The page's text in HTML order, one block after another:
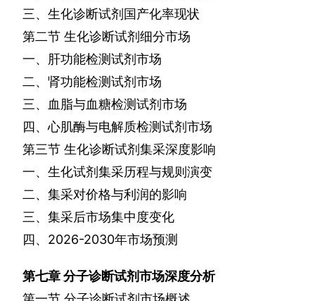
三、生化诊断试剂国产化率现状
第二节 生化诊断试剂细分市场
一、肝功能检测试剂市场
二、肾功能检测试剂市场
三、血脂与血糖检测试剂市场
四、心肌酶与电解质检测试剂市场
第三节 生化诊断试剂集采深度影响
一、生化试剂集采历程与规则演变
二、集采对价格与利润的影响
三、集采后市场集中度变化
四、 2026-2030年市场预测
第七章分子诊断试剂市场深度分析